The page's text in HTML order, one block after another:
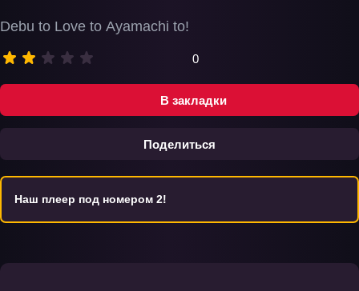
В закладки
Поделиться
Debu to Love to Ayamachi to!
0
Наш плеер под номером 2!